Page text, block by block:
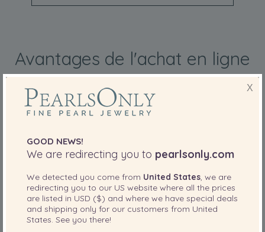
Avantages de l'achat en ligne
Commandez des articles aujourd'hui et vos
articles seront expédiés en moins de 12
X
GOOD NEWS!
We are redirecting you to pearlsonly.com
We detected you come from United States, we are
redirecting you to our US website where all the prices
are listed in USD ($) and where we have special deals
and shipping only for our customers from United
States. See you there!